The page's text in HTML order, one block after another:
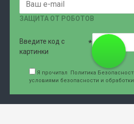
ЗАЩИТА ОТ РОБОТОВ
Введите код с
картинки
Я прочитал Политика
условиями безопасности и707-76-